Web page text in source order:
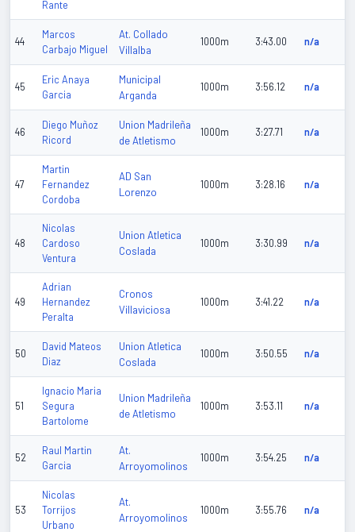
Rante
44
Marcos
Carbajo Miguel
At. Collado
Villalba
1000m 3:43.00 n/a
45
Eric Anaya
Garcia
Municipal
Arganda
1000m 3:56.12 n/a
46
Diego Muñoz
Ricord
Union Madrileña
de Atletismo
1000m 3:27.71 n/a
47
Martin
Fernandez
Cordoba
AD San
Lorenzo
1000m 3:28.16 n/a
48
Nicolas
Cardoso
Ventura
Union Atletica
Coslada
1000m 3:30.99 n/a
49
Adrian
Hernandez
Peralta
Cronos
Villaviciosa
1000m 3:41.22 n/a
50
David Mateos
Diaz
Union Atletica
Coslada
1000m 3:50.55 n/a
51
Ignacio Maria
Segura
Bartolome
Union Madrileña
de Atletismo
1000m 3:53.11 n/a
52
Raul Martin
Garcia
At.
Arroyomolinos
1000m 3:54.25 n/a
53
Nicolas
Torrijos
Urbano
At.
Arroyomolinos
1000m 3:55.76 n/a